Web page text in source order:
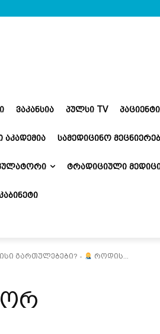
ᲕᲐᲙᲐᲜᲡᲘᲐ ᲞᲣᲚᲡᲘ TV
ᲐᲙᲐᲓᲔᲛᲘᲐ ᲡᲐᲛᲔᲓᲘᲪᲘᲜᲝ
ᲢᲠᲐᲓᲘᲪᲘᲣᲚᲘ
გართულებები? -
როდის...